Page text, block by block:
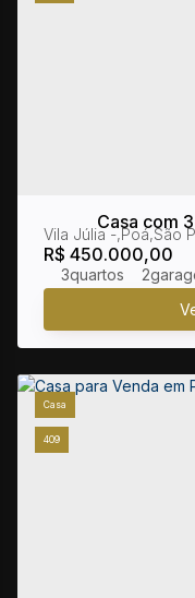
Casa com
R$ 450.000,00
Vila Júlia ,Poá,São
3 2
409
Casa